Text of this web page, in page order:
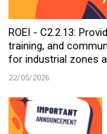
ROEI - C2.2.13:
training, and
for industrial zones
22/05/2026